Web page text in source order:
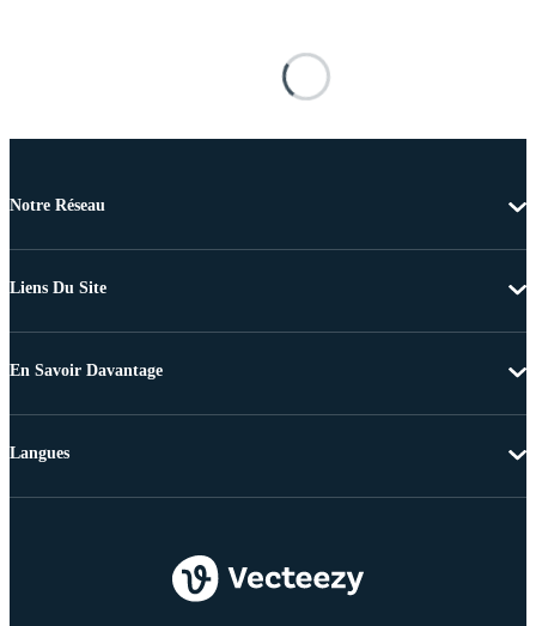
Notre Réseau
Liens Du Site
En Savoir Davantage
Langues